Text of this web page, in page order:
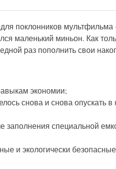
поклонников
маленький миньон. Как
раз пополнить свои
экономии;
снова и снова
заполнения специальной
и экологически